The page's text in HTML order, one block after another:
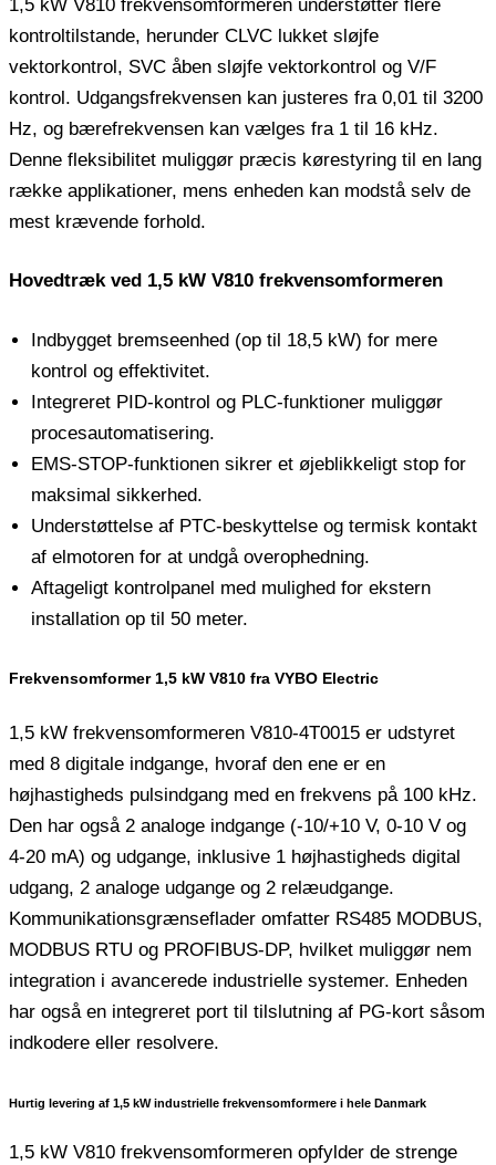
1,5 kW V810 frekvensomformeren understøtter flere
kontroltilstande, herunder CLVC lukket sløjfe
vektorkontrol, SVC åben sløjfe vektorkontrol og V/F
kontrol. Udgangsfrekvensen kan justeres fra 0,01 til 3200
Hz, og bærefrekvensen kan vælges fra 1 til 16 kHz.
Denne fleksibilitet muliggør præcis kørestyring til en lang
række applikationer, mens enheden kan modstå selv de
mest krævende forhold.
Hovedtræk ved 1,5 kW V810 frekvensomformeren
Indbygget bremseenhed (op til 18,5 kW) for mere
kontrol og effektivitet.
Integreret PID-kontrol og PLC-funktioner muliggør
procesautomatisering.
EMS-STOP-funktionen sikrer et øjeblikkeligt stop for
maksimal sikkerhed.
Understøttelse af PTC-beskyttelse og termisk kontakt
af elmotoren for at undgå overophedning.
Aftageligt kontrolpanel med mulighed for ekstern
installation op til 50 meter.
Frekvensomformer 1,5 kW V810 fra VYBO Electric
1,5 kW frekvensomformeren V810-4T0015 er udstyret
med 8 digitale indgange, hvoraf den ene er en
højhastigheds pulsindgang med en frekvens på 100 kHz.
Den har også 2 analoge indgange (-10/+10 V, 0-10 V og
4-20 mA) og udgange, inklusive 1 højhastigheds digital
udgang, 2 analoge udgange og 2 relæudgange.
Kommunikationsgrænseflader omfatter RS485 MODBUS,
MODBUS RTU og PROFIBUS-DP, hvilket muliggør nem
integration i avancerede industrielle systemer. Enheden
har også en integreret port til tilslutning af PG-kort såsom
indkodere eller resolvere.
Hurtig levering af 1,5 kW industrielle frekvensomformere i hele Danmark
1,5 kW V810 frekvensomformeren opfylder de strenge